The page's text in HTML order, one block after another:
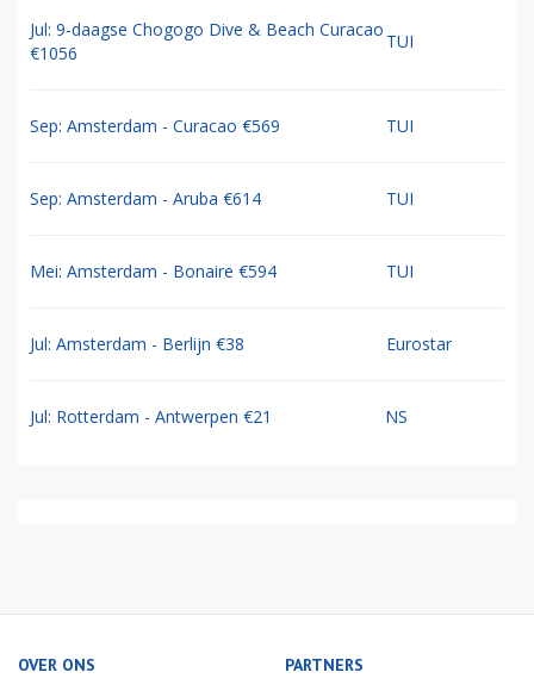
Jul: 9-daagse Chogogo Dive & Beach Curacao
€1056
TUI
Sep: Amsterdam - Curacao €569 TUI
Sep: Amsterdam - Aruba €614 TUI
Mei: Amsterdam - Bonaire €594 TUI
Jul: Amsterdam - Berlijn €38 Eurostar
Jul: Rotterdam - Antwerpen €21 NS
OVER ONS PARTNERS